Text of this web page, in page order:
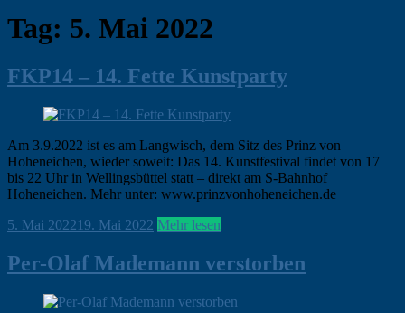
Tag: 5. Mai 2022
FKP14 – 14. Fette Kunstparty
Am 3.9.2022 ist es am Langwisch, dem Sitz des Prinz von
Hoheneichen, wieder soweit: Das 14. Kunstfestival findet von 17
bis 22 Uhr in Wellingsbüttel statt – direkt am S-Bahnhof
Hoheneichen. Mehr unter: www.prinzvonhoheneichen.de
ohirte
5. Mai 202219. Mai 2022 Hamburg,
Keine
Mehr lesen
Per-Olaf Mademann verstorben